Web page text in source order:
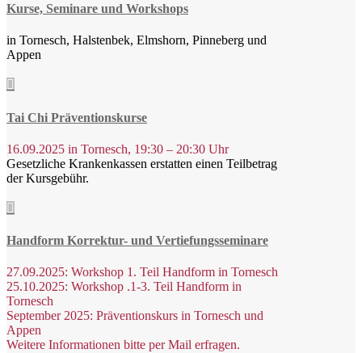
Kurse, Seminare und Workshops
in Tornesch, Halstenbek, Elmshorn, Pinneberg und
Appen

Tai Chi Präventionskurse
16.09.2025 in Tornesch, 19:30 – 20:30 Uhr
Gesetzliche Krankenkassen erstatten einen Teilbetrag
der Kursgebühr.

Handform Korrektur- und Vertiefungsseminare
27.09.2025: Workshop 1. Teil Handform in Tornesch
25.10.2025: Workshop .1-3. Teil Handform in
Tornesch
September 2025: Präventionskurs in Tornesch und
Appen
Weitere Informationen bitte per Mail erfragen.